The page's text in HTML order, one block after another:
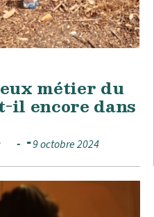
métier du
il encore dans
9 octobre 2024